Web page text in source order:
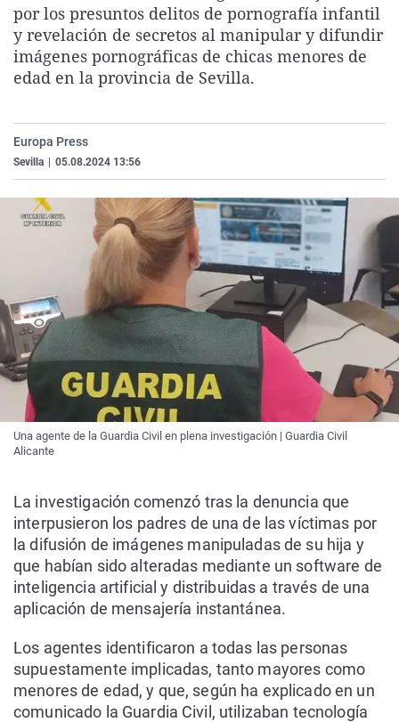
La rosa de los vientos
Gente viajera
Caso
Retornados
Extremadura
Galicia
Virales
Televisión
por los presuntos delitos de pornografía infantil
y revelación de secretos al manipular y difundir
imágenes pornográficas de chicas menores de
edad en la provincia de Sevilla.
Europa Press
Sevilla 05.08.2024 13:56
Una agente de la Guardia Civil en plena investigación | Guardia Civil
Alicante
La investigación comenzó tras la denuncia que
interpusieron los padres de una de las víctimas por
la difusión de imágenes manipuladas de su hija y
que habían sido alteradas mediante un software de
inteligencia artificial y distribuidas a través de una
aplicación de mensajería instantánea.
Los agentes identificaron a todas las personas
supuestamente implicadas, tanto mayores como
menores de edad, y que, según ha explicado en un
comunicado la Guardia Civil, utilizaban tecnología